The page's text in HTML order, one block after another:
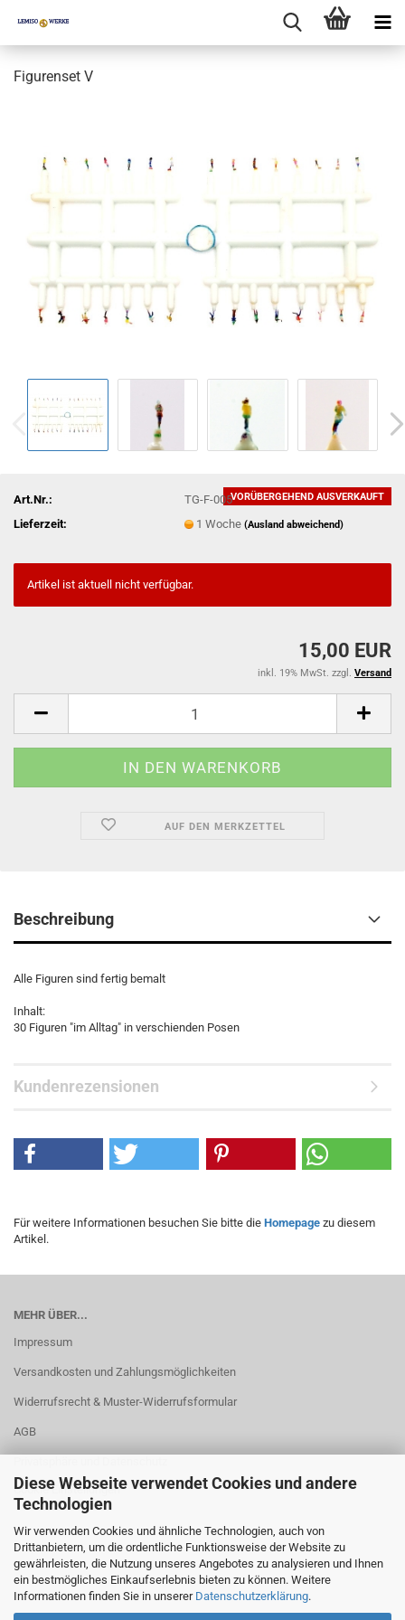
Diese Webseite verwendet Cookies und andere
Technologien
Wir verwenden Cookies und ähnliche Technologien, auch von
Drittanbietern, um die ordentliche Funktionsweise der Website zu
gewährleisten, die Nutzung unseres Angebotes zu analysieren und Ihnen
ein bestmögliches Einkaufserlebnis bieten zu können. Weitere
Informationen finden Sie in unserer Datenschutzerklärung.
Figurenset V
VORÜBERGEHEND AUSVERKAUFT
Art.Nr.:
TG-F-005
Lieferzeit:
1 Woche(Ausland abweichend)
Artikel ist aktuell nicht verfügbar.
15,00 EUR
inkl. 19% MwSt. zzgl. Versand
AUF DEN MERKZETTEL
Beschreibung
Alle Figuren sind fertig bemalt
Inhalt:
30 Figuren "im Alltag" in verschienden Posen
Kundenrezensionen
Für weitere Informationen besuchen Sie bitte die Homepage zu diesem
Artikel.
MEHR ÜBER...
Impressum
Versandkosten und Zahlungsmöglichkeiten
Widerrufsrecht & Muster-Widerrufsformular
AGB
Cookie Einstellungen